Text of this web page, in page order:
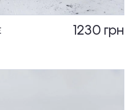
1230 грн